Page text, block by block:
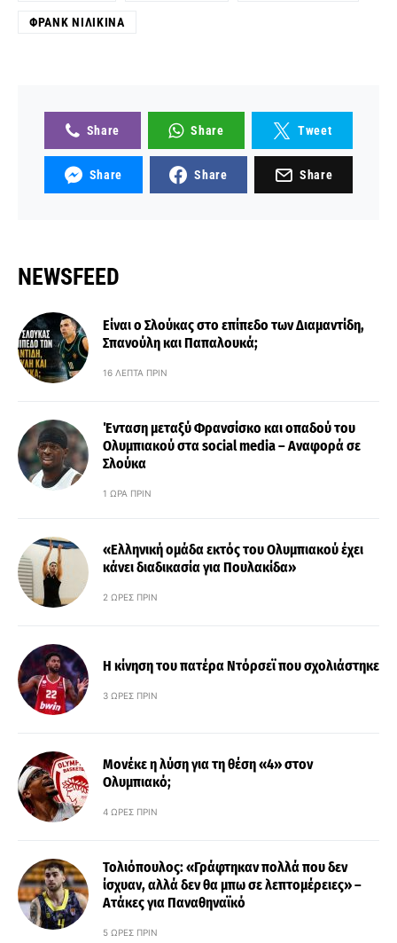
ΦΡΑΝΚ ΝΙΛΙΚΊΝΑ
Share Share Tweet
Share Share Share
NEWSFEED
Είναι ο Σλούκας στο επίπεδο των Διαμαντίδη,
Σπανούλη και Παπαλουκά;
16 ΛΕΠΤΆ ΠΡΙΝ
Ένταση μεταξύ Φρανσίσκο και οπαδού του
Ολυμπιακού στα social media – Αναφορά σε
Σλούκα
1 ΏΡΑ ΠΡΙΝ
«Ελληνική ομάδα εκτός του Ολυμπιακού έχει
κάνει διαδικασία για Πουλακίδα»
2 ΏΡΕΣ ΠΡΙΝ
Η κίνηση του πατέρα Ντόρσεϊ που σχολιάστηκε
3 ΏΡΕΣ ΠΡΙΝ
Μονέκε η λύση για τη θέση «4» στον
Ολυμπιακό;
4 ΏΡΕΣ ΠΡΙΝ
Τολιόπουλος: «Γράφτηκαν πολλά που δεν
ίσχυαν, αλλά δεν θα μπω σε λεπτομέρειες» –
Ατάκες για Παναθηναϊκό
5 ΏΡΕΣ ΠΡΙΝ